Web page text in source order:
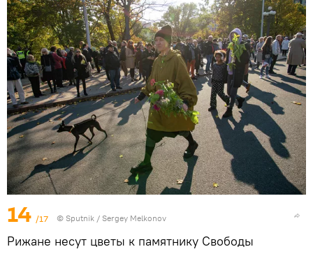
14 /17 © Sputnik / Sergey Melkonov
Рижане несут цветы к памятнику Свободы